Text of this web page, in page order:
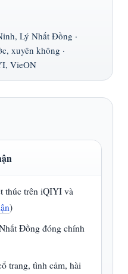
Lý Nhất Đồng ·
xuyên không ·
VieON
thúc trên iQIYI và
)
Đồng đóng chính
trang, tình cảm, hài